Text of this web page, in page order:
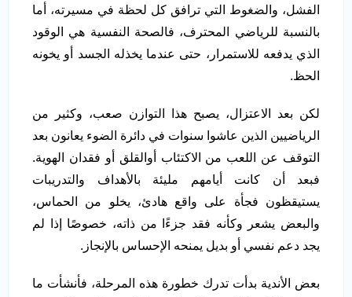
الفشل، والضغوط التي ترافق كل لحظة في مسيرته، أما
بالنسبة للرياضي المحترف، فالصحة النفسية هي الوقود
الذي يدفعه للاستمرار، حتى عندما يخذله الجسد أو يخونه
الحظ.
لكن بعد الاعتزال، يصبح هذا التوازن صعب، وكثير من
الرياضيين الذين عاشوا سنوات في دائرة الضوء يعانون بعد
التوقف عن اللعب من الاكتئاب أوالقلق أو فقدان الهوية.
فبعد أن كانت أيامهم مليئة بالأهداف والتدريبات
يستيقظون فجأة على واقع هادئ، يخلو من الحماس،
والبعض يشعر وكأنه فقد جزءًا من ذاته، خصوصًا إذا لم
يجد دعم نفسي أو بديل يمنحه الإحساس بالإنجاز.
بعض الأندية بدأت تدرك خطورة هذه المرحلة، فأنشأت ما